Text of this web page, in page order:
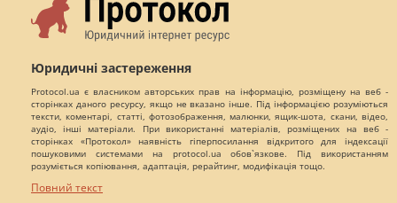
Юридичні застереження
Protocol.ua є власником авторських прав на інформацію, розміщену на веб -
сторінках даного ресурсу, якщо не вказано інше. Під інформацією розуміються
тексти, коментарі, статті, фотозображення, малюнки, ящик-шота, скани, відео,
аудіо, інші матеріали. При використанні матеріалів, розміщених на веб -
сторінках «Протокол» наявність гіперпосилання відкритого для індексації
пошуковими системами на protocol.ua обов`язкове. Під використанням
розуміється копіювання, адаптація, рерайтинг, модифікація тощо.
Повний текст